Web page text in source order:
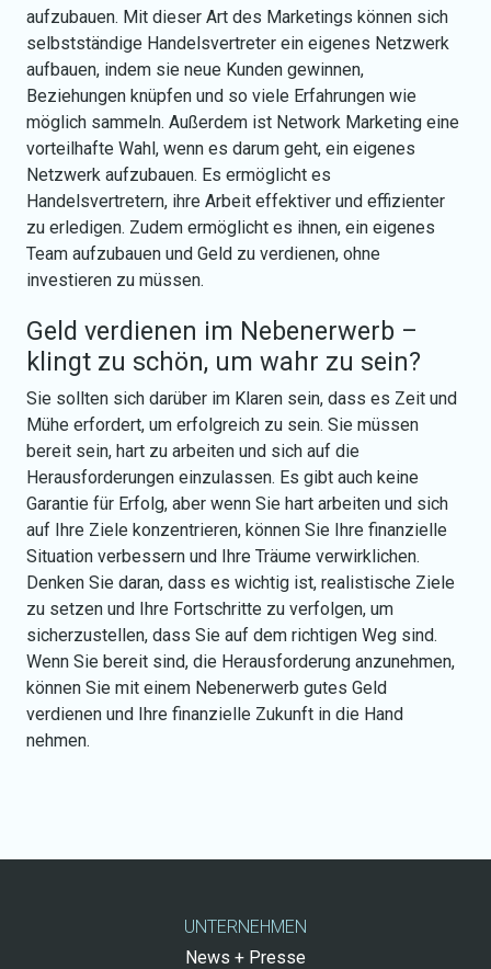
aufzubauen. Mit dieser Art des Marketings können sich
selbstständige Handelsvertreter ein eigenes Netzwerk
aufbauen, indem sie neue Kunden gewinnen,
Beziehungen knüpfen und so viele Erfahrungen wie
möglich sammeln. Außerdem ist Network Marketing eine
vorteilhafte Wahl, wenn es darum geht, ein eigenes
Netzwerk aufzubauen. Es ermöglicht es
Handelsvertretern, ihre Arbeit effektiver und effizienter
zu erledigen. Zudem ermöglicht es ihnen, ein eigenes
Team aufzubauen und Geld zu verdienen, ohne
investieren zu müssen.
Geld verdienen im Nebenerwerb –
klingt zu schön, um wahr zu sein?
Sie sollten sich darüber im Klaren sein, dass es Zeit und
Mühe erfordert, um erfolgreich zu sein. Sie müssen
bereit sein, hart zu arbeiten und sich auf die
Herausforderungen einzulassen. Es gibt auch keine
Garantie für Erfolg, aber wenn Sie hart arbeiten und sich
auf Ihre Ziele konzentrieren, können Sie Ihre finanzielle
Situation verbessern und Ihre Träume verwirklichen.
Denken Sie daran, dass es wichtig ist, realistische Ziele
zu setzen und Ihre Fortschritte zu verfolgen, um
sicherzustellen, dass Sie auf dem richtigen Weg sind.
Wenn Sie bereit sind, die Herausforderung anzunehmen,
können Sie mit einem Nebenerwerb gutes Geld
verdienen und Ihre finanzielle Zukunft in die Hand
nehmen.
UNTERNEHMEN
News + Presse